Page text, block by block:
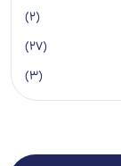
(2)
(27)
(3)